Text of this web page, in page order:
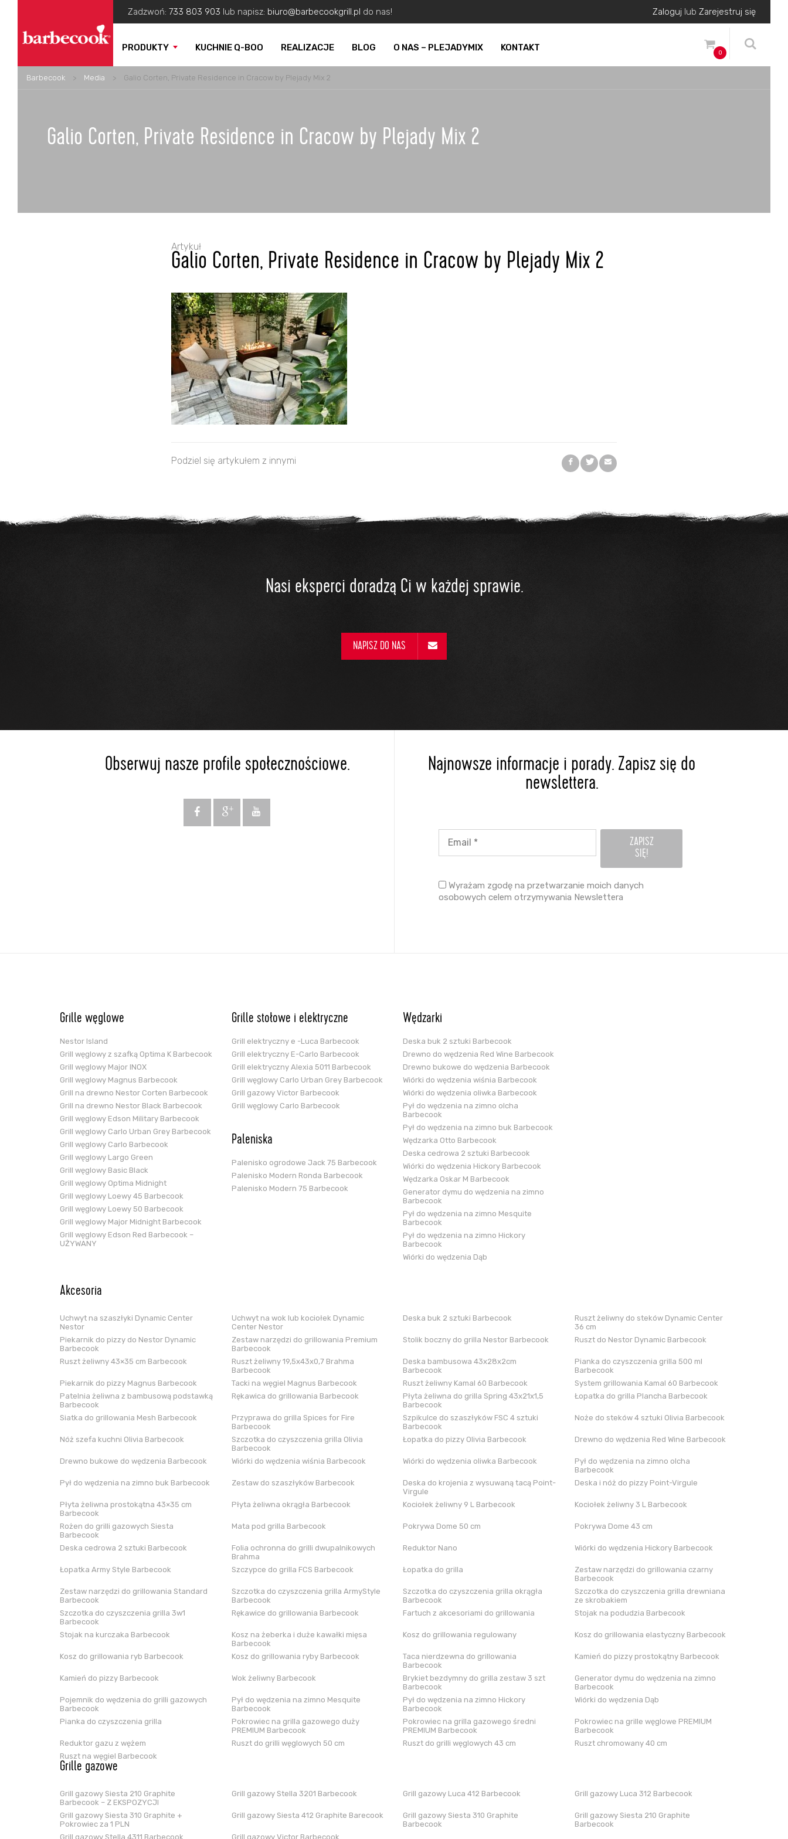
Zadzwoń: 733 803 903 lub napisz: biuro@barbecookgrill.pl do nas! Zaloguj lub Zarejestruj się
PRODUKTY KUCHNIE Q-BOO REALIZACJE BLOG O NAS – PLEJADYMIX KONTAKT 0
Barbecook > Media > Galio Corten, Private Residence in Cracow by Plejady Mix 2
Galio Corten, Private Residence in Cracow by Plejady Mix 2
Artykuł
Galio Corten, Private Residence in Cracow by Plejady Mix 2
Podziel się artykułem z innymi
Nasi eksperci doradzą Ci w każdej sprawie.
NAPISZ DO NAS
Obserwuj nasze profile społecznościowe.
Najnowsze informacje i porady. Zapisz się do
newslettera.
Wyrażam zgodę na przetwarzanie moich danych
osobowych celem otrzymywania Newslettera
Grille węglowe
Nestor Island
Grill węglowy z szafką Optima K Barbecook
Grill węglowy Major INOX
Grill węglowy Magnus Barbecook
Grill na drewno Nestor Corten Barbecook
Grill na drewno Nestor Black Barbecook
Grill węglowy Edson Military Barbecook
Grill węglowy Carlo Urban Grey Barbecook
Grill węglowy Carlo Barbecook
Grill węglowy Largo Green
Grill węglowy Basic Black
Grill węglowy Optima Midnight
Grill węglowy Loewy 45 Barbecook
Grill węglowy Loewy 50 Barbecook
Grill węglowy Major Midnight Barbecook
Grill węglowy Edson Red Barbecook –
UŻYWANY
Grille stołowe i elektryczne
Grill elektryczny e -Luca Barbecook
Grill elektryczny E-Carlo Barbecook
Grill elektryczny Alexia 5011 Barbecook
Grill węglowy Carlo Urban Grey Barbecook
Grill gazowy Victor Barbecook
Grill węglowy Carlo Barbecook
Paleniska
Palenisko ogrodowe Jack 75 Barbecook
Palenisko Modern Ronda Barbecook
Palenisko Modern 75 Barbecook
Wędzarki
Deska buk 2 sztuki Barbecook
Drewno do wędzenia Red Wine Barbecook
Drewno bukowe do wędzenia Barbecook
Wiórki do wędzenia wiśnia Barbecook
Wiórki do wędzenia oliwka Barbecook
Pył do wędzenia na zimno olcha
Barbecook
Pył do wędzenia na zimno buk Barbecook
Wędzarka Otto Barbecook
Deska cedrowa 2 sztuki Barbecook
Wiórki do wędzenia Hickory Barbecook
Wędzarka Oskar M Barbecook
Generator dymu do wędzenia na zimno
Barbecook
Pył do wędzenia na zimno Mesquite
Barbecook
Pył do wędzenia na zimno Hickory
Barbecook
Wiórki do wędzenia Dąb
Akcesoria
Uchwyt na szaszłyki Dynamic Center
Nestor
Uchwyt na wok lub kociołek Dynamic
Center Nestor
Deska buk 2 sztuki Barbecook
Ruszt żeliwny do steków Dynamic Center
36 cm
Piekarnik do pizzy do Nestor Dynamic
Barbecook
Zestaw narzędzi do grillowania Premium
Barbecook
Stolik boczny do grilla Nestor Barbecook Ruszt do Nestor Dynamic Barbecook
Ruszt żeliwny 43×35 cm Barbecook
Ruszt żeliwny 19,5x43x0,7 Brahma
Barbecook
Deska bambusowa 43x28x2cm
Barbecook
Pianka do czyszczenia grilla 500 ml
Barbecook
Piekarnik do pizzy Magnus Barbecook
Tacki na węgiel Magnus Barbecook Ruszt żeliwny Kamal 60 Barbecook
System grillowania Kamal 60 Barbecook
Patelnia żeliwna z bambusową podstawką
Barbecook
Rękawica do grillowania Barbecook
Płyta żeliwna do grilla Spring 43x21x1,5
Barbecook
Łopatka do grilla Plancha Barbecook
Siatka do grillowania Mesh Barbecook
Przyprawa do grilla Spices for Fire
Barbecook
Szpikulce do szaszłyków FSC 4 sztuki
Barbecook
Noże do steków 4 sztuki Olivia Barbecook
Nóż szefa kuchni Olivia Barbecook
Szczotka do czyszczenia grilla Olivia
Barbecook
Łopatka do pizzy Olivia Barbecook Drewno do wędzenia Red Wine Barbecook
Drewno bukowe do wędzenia Barbecook Wiórki do wędzenia wiśnia Barbecook Wiórki do wędzenia oliwka Barbecook
Pył do wędzenia na zimno olcha
Barbecook
Pył do wędzenia na zimno buk Barbecook
Zestaw do szaszłyków Barbecook
Deska do krojenia z wysuwaną tacą Point-
Virgule
Deska i nóż do pizzy Point-Virgule
Płyta żeliwna prostokątna 43×35 cm
Barbecook
Płyta żeliwna okrągła Barbecook Kociołek żeliwny 9 L Barbecook Kociołek żeliwny 3 L Barbecook
Rożen do grilli gazowych Siesta
Barbecook
Mata pod grilla Barbecook Pokrywa Dome 50 cm Pokrywa Dome 43 cm
Deska cedrowa 2 sztuki Barbecook
Folia ochronna do grilli dwupalnikowych
Brahma
Reduktor Nano Wiórki do wędzenia Hickory Barbecook
Łopatka Army Style Barbecook Szczypce do grilla FCS Barbecook Łopatka do grilla
Zestaw narzędzi do grillowania czarny
Barbecook
Zestaw narzędzi do grillowania Standard
Barbecook
Szczotka do czyszczenia grilla ArmyStyle
Barbecook
Szczotka do czyszczenia grilla okrągła
Barbecook
Szczotka do czyszczenia grilla drewniana
ze skrobakiem
Szczotka do czyszczenia grilla 3w1
Barbecook
Rękawice do grillowania Barbecook Fartuch z akcesoriami do grillowania Stojak na podudzia Barbecook
Stojak na kurczaka Barbecook
Kosz na żeberka i duże kawałki mięsa
Barbecook
Kosz do grillowania regulowany Kosz do grillowania elastyczny Barbecook
Kosz do grillowania ryb Barbecook Kosz do grillowania ryby Barbecook
Taca nierdzewna do grillowania
Barbecook
Kamień do pizzy prostokątny Barbecook
Kamień do pizzy Barbecook Wok żeliwny Barbecook
Brykiet bezdymny do grilla zestaw 3 szt
Barbecook
Generator dymu do wędzenia na zimno
Barbecook
Pojemnik do wędzenia do grilli gazowych
Barbecook
Pył do wędzenia na zimno Mesquite
Barbecook
Pył do wędzenia na zimno Hickory
Barbecook
Wiórki do wędzenia Dąb
Pianka do czyszczenia grilla
Pokrowiec na grilla gazowego duży
PREMIUM Barbecook
Pokrowiec na grilla gazowego średni
PREMIUM Barbecook
Pokrowiec na grille węglowe PREMIUM
Barbecook
Reduktor gazu z wężem
Ruszt do grilli węglowych 50 cm Ruszt do grilli węglowych 43 cm
Ruszt chromowany 40 cm
Ruszt na węgiel Barbecook
Grille gazowe
Grill gazowy Siesta 210 Graphite
Barbecook – Z EKSPOZYCJI
Grill gazowy Stella 3201 Barbecook Grill gazowy Luca 412 Barbecook Grill gazowy Luca 312 Barbecook
Grill gazowy Siesta 310 Graphite +
Pokrowiec za 1 PLN
Grill gazowy Siesta 412 Graphite Barecook
Grill gazowy Siesta 310 Graphite
Barbecook
Grill gazowy Siesta 210 Graphite
Barbecook
Grill gazowy Stella 4311 Barbecook
Grill gazowy Victor Barbecook